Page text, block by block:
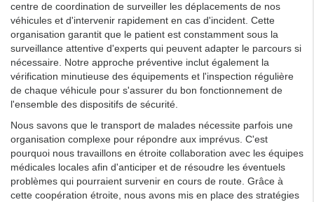
centre de coordination de surveiller les déplacements de nos
véhicules et d'intervenir rapidement en cas d'incident. Cette
organisation garantit que le patient est constamment sous la
surveillance attentive d'experts qui peuvent adapter le parcours si
nécessaire. Notre approche préventive inclut également la
vérification minutieuse des équipements et l'inspection régulière
de chaque véhicule pour s'assurer du bon fonctionnement de
l'ensemble des dispositifs de sécurité.
Nous savons que le transport de malades nécessite parfois une
organisation complexe pour répondre aux imprévus. C'est
pourquoi nous travaillons en étroite collaboration avec les équipes
médicales locales afin d'anticiper et de résoudre les éventuels
problèmes qui pourraient survenir en cours de route. Grâce à
cette coopération étroite, nous avons mis en place des stratégies